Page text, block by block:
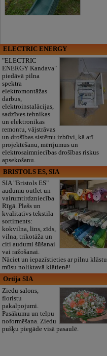
ELECTRIC ENERGY
"ELECTRIC
ENERGY Kandava"
piedāvā pilna
spektra
elektromontāžas
darbus,
elektroinstalācijas,
sadzīves tehnikas
un elektronikas
remontu, vājstrāvas
un drošības sistēmu izbūvi, kā arī
projektēšanu, mērījumus un
elektrosaimniecības drošības riskus
apsekošanu.
BRISTOLS ES, SIA
SIA "Bristols ES"
audumu outlet un
vairumtirdzniecība
Rīgā. Plašs un
kvalitatīvs tekstila
sortiments:
kokvilna, lins, zīds,
vilna, trikotāža un
citi audumi šūšanai
vai ražošanai.
Nāciet un iepazīstieties ar pilnu klāstu
mūsu noliktavā klātienē!
Ortija SIA
Ziedu salons,
floristu
pakalpojumi.
Pasākumu un telpu
noformēšana. Ziedu
pušķu piegāde visā pasaulē.